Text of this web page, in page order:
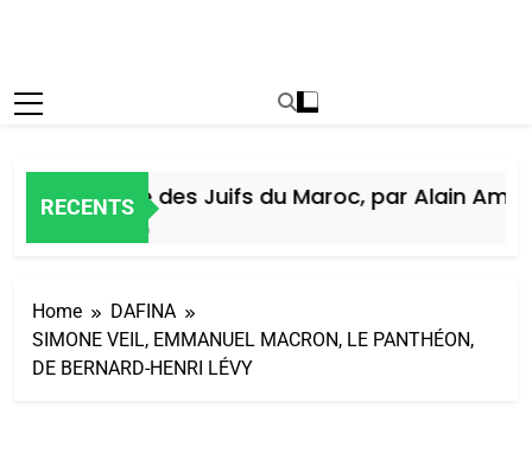
RECENTS
Histoire des Juifs du Maroc, par Alain Amiel
Home
DAFINA
SIMONE VEIL, EMMANUEL MACRON, LE PANTHÉON,
DE BERNARD-HENRI LÉVY